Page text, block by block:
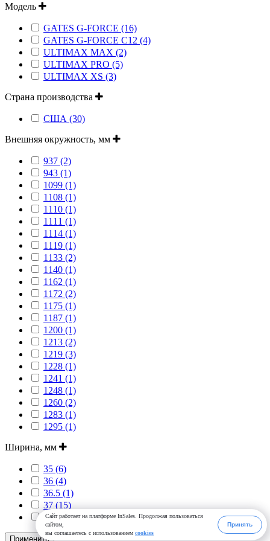
Сайт работает на платформе InSales. Продолжая пользоваться
сайтом,
вы соглашаетесь с использованием cookies
Принять
Модель
GATES G-FORCE (16)
GATES G-FORCE C12 (4)
ULTIMAX MAX (2)
ULTIMAX PRO (5)
ULTIMAX XS (3)
Страна производства
США (30)
Внешняя окружность, мм
937 (2)
943 (1)
1099 (1)
1108 (1)
1110 (1)
1111 (1)
1114 (1)
1119 (1)
1133 (2)
1140 (1)
1162 (1)
1172 (2)
1175 (1)
1187 (1)
1200 (1)
1213 (2)
1219 (3)
1228 (1)
1241 (1)
1248 (1)
1260 (2)
1283 (1)
1295 (1)
Ширина, мм
35 (6)
36 (4)
36.5 (1)
37 (15)
38 (4)
Применить